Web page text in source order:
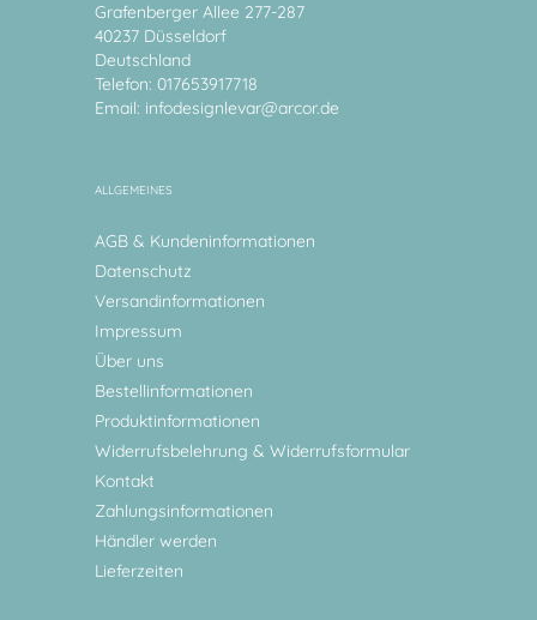
Grafenberger Allee 277-287
40237 Düsseldorf
Deutschland
Telefon: 017653917718
Email: infodesignlevar@arcor.de
ALLGEMEINES
AGB & Kundeninformationen
Datenschutz
Versandinformationen
Impressum
Über uns
Bestellinformationen
Produktinformationen
Widerrufsbelehrung & Widerrufsformular
Kontakt
Zahlungsinformationen
Händler werden
Lieferzeiten